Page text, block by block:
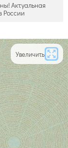
Актуальная
России
Увеличить